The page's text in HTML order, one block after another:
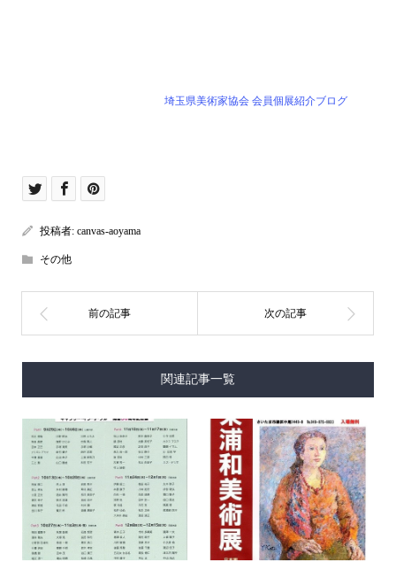
埼玉県美術家協会 会員個展紹介ブログ
投稿者: canvas-aoyama
その他
関連記事一覧